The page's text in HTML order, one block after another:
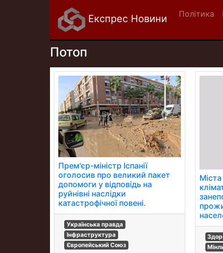
Експрес Новини Політика
Потоп
Прем'єр-міністр Іспанії
оголосив про великий пакет
допомоги у відповідь на
руйнівні наслідки
катастрофічної повені.
Українська правда
Інфраструктура
Європейський Союз
Міста